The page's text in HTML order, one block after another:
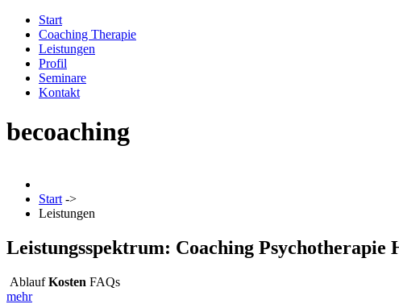
Start
Coaching Therapie
Leistungen
Profil
Seminare
Kontakt
becoaching
Start ->
Leistungen
Leistungsspektrum: Coaching Psychotherapie
AblaufKosten FAQs
mehr